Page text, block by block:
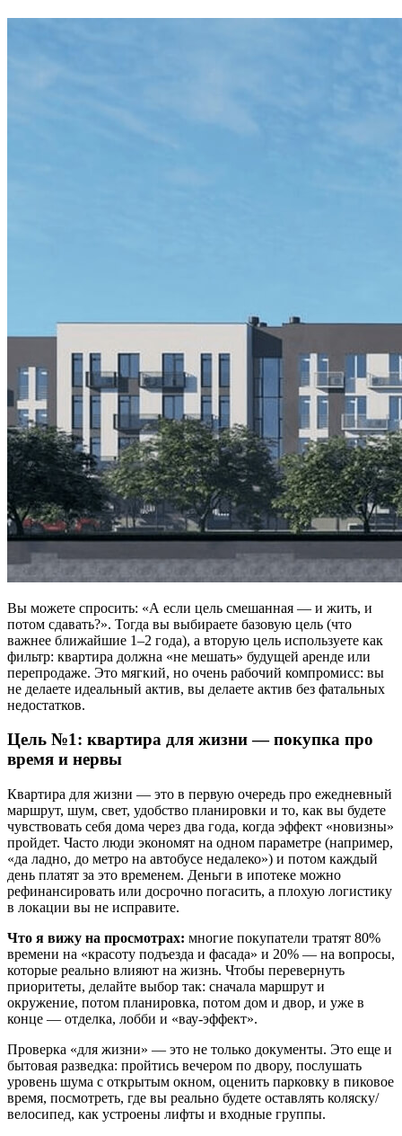
Вы можете спросить: «А если цель смешанная — и жить, и
потом сдавать?». Тогда вы выбираете базовую цель (что
важнее ближайшие 1–2 года), а вторую цель используете как
фильтр: квартира должна «не мешать» будущей аренде или
перепродаже. Это мягкий, но очень рабочий компромисс: вы
не делаете идеальный актив, вы делаете актив без фатальных
недостатков.
Цель №1: квартира для жизни — покупка про
время и нервы
Квартира для жизни — это в первую очередь про ежедневный
маршрут, шум, свет, удобство планировки и то, как вы будете
чувствовать себя дома через два года, когда эффект «новизны»
пройдет. Часто люди экономят на одном параметре (например,
«да ладно, до метро на автобусе недалеко») и потом каждый
день платят за это временем. Деньги в ипотеке можно
рефинансировать или досрочно погасить, а плохую логистику
в локации вы не исправите.
Что я вижу на просмотрах: многие покупатели тратят 80%
времени на «красоту подъезда и фасада» и 20% — на вопросы,
которые реально влияют на жизнь. Чтобы перевернуть
приоритеты, делайте выбор так: сначала маршрут и
окружение, потом планировка, потом дом и двор, и уже в
конце — отделка, лобби и «вау-эффект».
Проверка «для жизни» — это не только документы. Это еще и
бытовая разведка: пройтись вечером по двору, послушать
уровень шума с открытым окном, оценить парковку в пиковое
время, посмотреть, где вы реально будете оставлять коляску/
велосипед, как устроены лифты и входные группы.